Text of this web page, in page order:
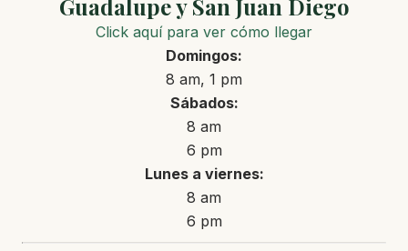
Guadalupe y San Juan Diego
Click aquí para ver cómo llegar
Domingos:
8 am, 1 pm
Sábados:
8 am
6 pm
Lunes a viernes:
8 am
6 pm